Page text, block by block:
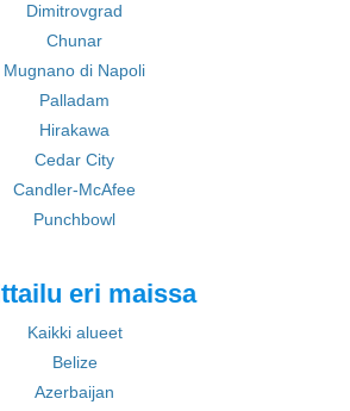
Dimitrovgrad
Chunar
Mugnano di Napoli
Palladam
Hirakawa
Cedar City
Candler-McAfee
Punchbowl
eri maissa
Kaikki alueet
Belize
Azerbaijan